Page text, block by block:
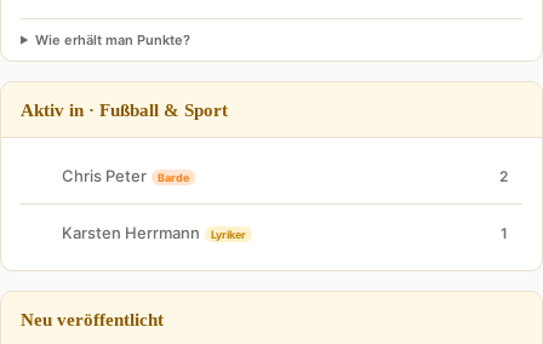
Wie erhält man Punkte?
Aktiv in · Fußball & Sport
Chris Peter Barde 2
Karsten Herrmann Lyriker 1
Neu veröffentlicht